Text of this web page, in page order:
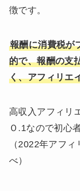
徴です。
報酬に消費税が
的で、報酬の支
く、アフィリエ
高収入アフィリ
Ｏ.1なので初心
（2022年アフ
べ）